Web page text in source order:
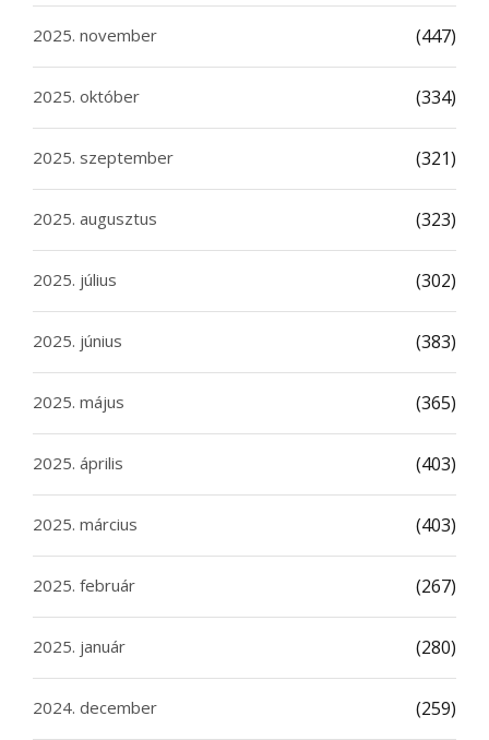
2025. november (447)
2025. október (334)
2025. szeptember (321)
2025. augusztus (323)
2025. július (302)
2025. június (383)
2025. május (365)
2025. április (403)
2025. március (403)
2025. február (267)
2025. január (280)
2024. december (259)